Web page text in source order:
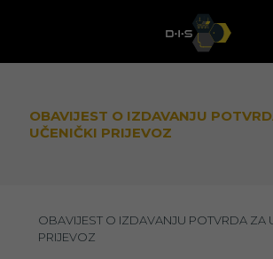
OBAVIJEST O IZDAVANJU
UČENIČKI PRIJEVOZ
OBAVIJEST O IZDAVANJU POTVRDA ZA
PRIJEVOZ